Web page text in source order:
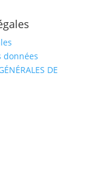
données
DE